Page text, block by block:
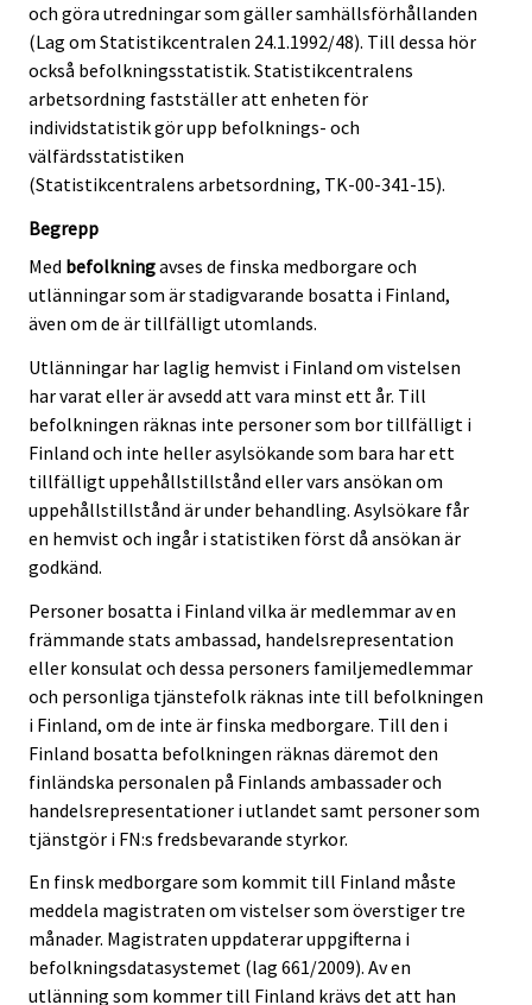
och göra utredningar som gäller samhällsförhållanden
(Lag om Statistikcentralen 24.1.1992/48). Till dessa hör
också befolkningsstatistik. Statistikcentralens
arbetsordning fastställer att enheten för
individstatistik gör upp befolknings- och
välfärdsstatistiken
(Statistikcentralens arbetsordning, TK-00-341-15).
Begrepp
Med befolkningavses de finska medborgare och
utlänningar som är stadigvarande bosatta i Finland,
även om de är tillfälligt utomlands.
Utlänningar har laglig hemvist i Finland om vistelsen
har varat eller är avsedd att vara minst ett år. Till
befolkningen räknas inte personer som bor tillfälligt i
Finland och inte heller asylsökande som bara har ett
tillfälligt uppehållstillstånd eller vars ansökan om
uppehållstillstånd är under behandling. Asylsökare får
en hemvist och ingår i statistiken först då ansökan är
godkänd.
Personer bosatta i Finland vilka är medlemmar av en
främmande stats ambassad, handelsrepresentation
eller konsulat och dessa personers familjemedlemmar
och personliga tjänstefolk räknas inte till befolkningen
i Finland, om de inte är finska medborgare. Till den i
Finland bosatta befolkningen räknas däremot den
finländska personalen på Finlands ambassader och
handelsrepresentationer i utlandet samt personer som
tjänstgör i FN:s fredsbevarande styrkor.
En finsk medborgare som kommit till Finland måste
meddela magistraten om vistelser som överstiger tre
månader. Magistraten uppdaterar uppgifterna i
befolkningsdatasystemet (lag 661/2009). Av en
utlänning som kommer till Finland krävs det att han